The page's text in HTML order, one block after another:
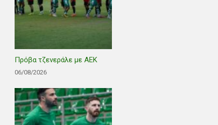
Πρόβα τζενεράλε με ΑΕΚ
06/08/2026